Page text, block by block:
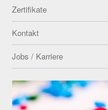
Zertifikate
Kontakt
Jobs / Karriere